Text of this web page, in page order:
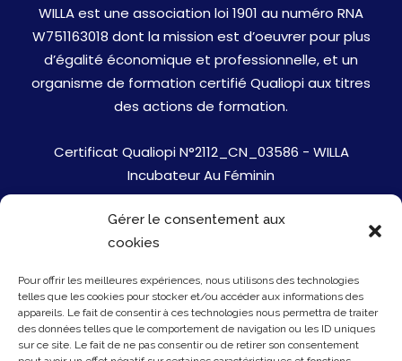
Gérer le consentement aux
cookies
Pour offrir les meilleures expériences, nous utilisons des technologies
telles que les cookies pour stocker et/ou accéder aux informations des
appareils. Le fait de consentir à ces technologies nous permettra de traiter
des données telles que le comportement de navigation ou les ID uniques
sur ce site. Le fait de ne pas consentir ou de retirer son consentement
WILLA est une association loi 1901 au numéro RNA
W751163018 dont la mission est d’oeuvrer pour plus
d’égalité économique et professionnelle, et un
organisme de formation certifié Qualiopi aux titres
des actions de formation.
Certificat Qualiopi N°2112_CN_03586 - WILLA
Incubateur Au Féminin
Jobs
Mentions Légales
Politique de cookies
Presse